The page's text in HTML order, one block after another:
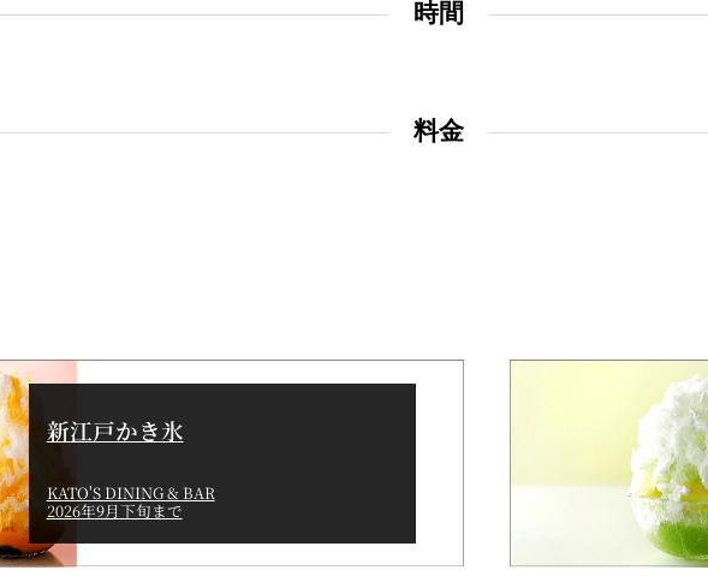
久兵衛（ザ・メイン）＜ 久兵衛（ガーデンタワ つきじ鈴
TULLY'S
バー
バー カプリ SKY
時間
料金
新江戸かき氷
KATO'S DINING & BAR
2026年9月下旬まで